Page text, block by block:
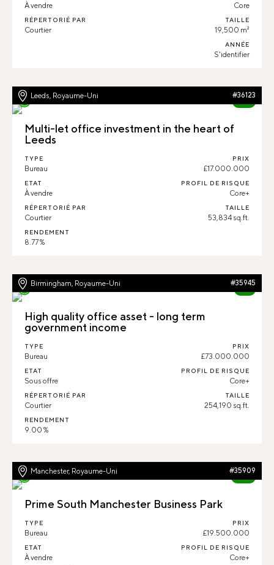
À vendre
RÉPERTORIÉ PAR
Courtier
Core
TAILLE
19,500 m²
ANNÉE
S'identifier
Leeds, Royaume-Uni #36123
Multi-let office investment in the heart of
Leeds
TYPE
Bureau
ETAT
À vendre
RÉPERTORIÉ PAR
Courtier
RENDEMENT
8.77 %
PRIX
£17.000.000
PROFIL DE RISQUE
Core+
TAILLE
53,834 sq.ft.
Birmingham, Royaume-Uni #35945
High quality office asset - long term
government income
TYPE
Bureau
ETAT
Sous offre
RÉPERTORIÉ PAR
Courtier
RENDEMENT
9.00 %
PRIX
£73.000.000
PROFIL DE RISQUE
Core+
TAILLE
254,190 sq.ft.
Manchester, Royaume-Uni #35909
Prime South Manchester Business Park
TYPE
Bureau
ETAT
À vendre
PRIX
£19.500.000
PROFIL DE RISQUE
Core+